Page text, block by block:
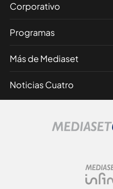
Corporativo
Programas
Más de Mediaset
Noticias Cuatro